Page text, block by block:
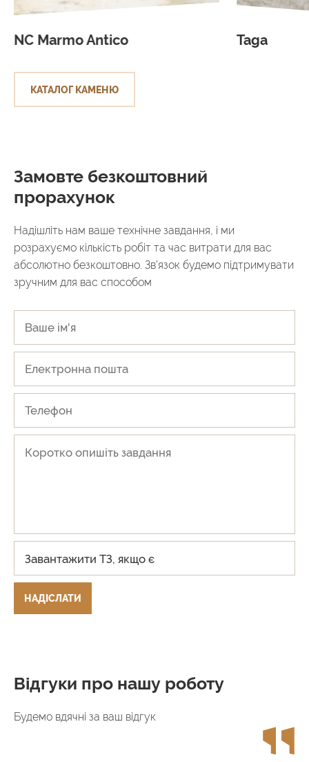
Marmo Antico Taga
КАТАЛОГ КАМЕНЮ
Замовте безкоштовний
прорахунок
Надішліть нам ваше технічне завдання, і ми
розрахуємо кількість робіт та час витрати для вас
абсолютно безкоштовно. Зв'язок будемо підтримувати
зручним для вас способом
НАДІСЛАТИ
Завантажити ТЗ, якщо є
НАДІСЛАТИ
Відгуки про нашу роботу
Будемо вдячні за ваш відгук